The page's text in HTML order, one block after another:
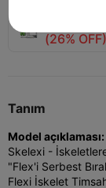
🚀
(26%
Tanım
Model açıklaması:
Skelexi -
"Flex'i Serbest
Flexi İskelet